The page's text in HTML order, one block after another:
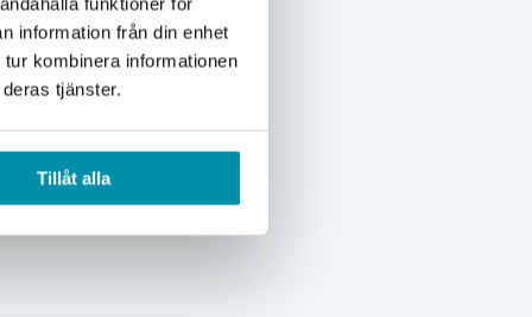
information från din enhet
kombinera informationen
tjänster.
Tillåt alla